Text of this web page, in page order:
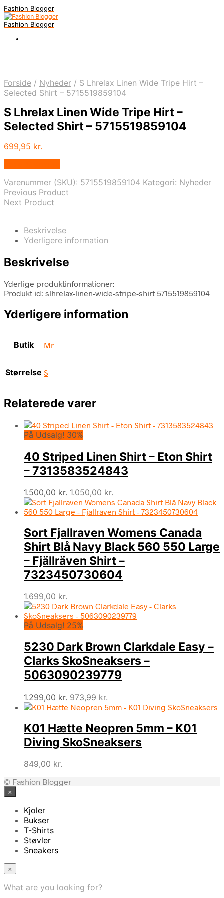
Fashion Blogger
Fashion Blogger
Forside / Nyheder / S Lhrelax Linen Wide Tripe Hirt –
Selected Shirt – 5715519859104
S Lhrelax Linen Wide Tripe Hirt –
Selected Shirt – 5715519859104
699,95 kr.
Varenummer (SKU): 5715519859104 Kategori: Nyheder
Previous Product
Next Product
Beskrivelse
Yderligere information
Beskrivelse
Yderlige produktinformationer:
Produkt id: slhrelax-linen-wide-stripe-shirt 5715519859104
Yderligere information
Butik Mr
Størrelse S
Relaterede varer
På Udsalg! 30%
40 Striped Linen Shirt – Eton Shirt
– 7313583524843
1.500,00kr. Den
oprindelige
pris
1.500,00 kr..
1.050,00 kr.
aktuelle
pris
1.050,00 kr..
Sort Fjallraven Womens Canada
Shirt Blå Navy Black 560 550 Large
– Fjällräven Shirt –
7323450730604
1.699,00 kr.
På Udsalg! 25%
5230 Dark Brown Clarkdale Easy –
Clarks SkoSneaksers –
5063090239779
1.299,00kr. Den
oprindelige
var:
1.299,00 kr..
973,99 kr.
aktuelle
er:
973,99 kr..
K01 Hætte Neopren 5mm – K01
Diving SkoSneaksers
849,00 kr.
© Fashion Blogger
×
Kjoler
Bukser
T-Shirts
Støvler
Sneakers
×
What are you looking for?